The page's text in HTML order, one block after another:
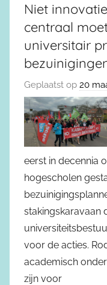
Niet
centraal
universitair
Geplaatst op 20
eerst in decennia
hogescholen
stakingskaravaan
voor de acties.
academisch
zijn voor